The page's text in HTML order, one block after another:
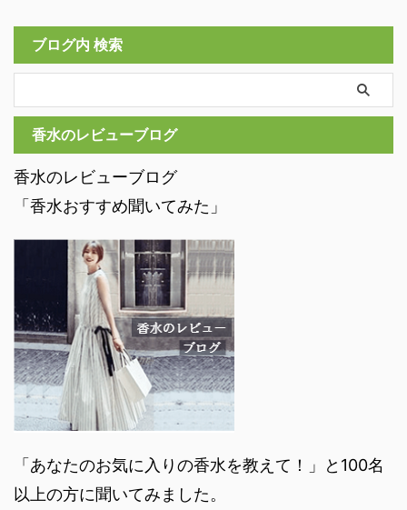
ブログ内 検索
香水のレビューブログ
香水のレビューブログ
「香水おすすめ聞いてみた」
「あなたのお気に入りの香水を教えて！」と100名
以上の方に聞いてみました。